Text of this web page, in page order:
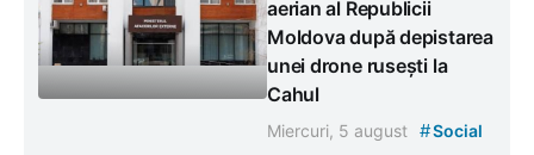
aerian al Republicii
Moldova după depistarea
unei drone rusești la
Cahul
Miercuri, 5 august #Social